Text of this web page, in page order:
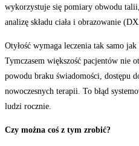
wykorzystuje się pomiary obwodu
analizę składu ciała i obrazowanie
Otyłość wymaga leczenia tak samo
Tymczasem większość pacjentów nie
powodu braku świadomości, dostępu
nowoczesnych terapii. To błąd
ludzi rocznie.
Czy można coś z tym zrobić?